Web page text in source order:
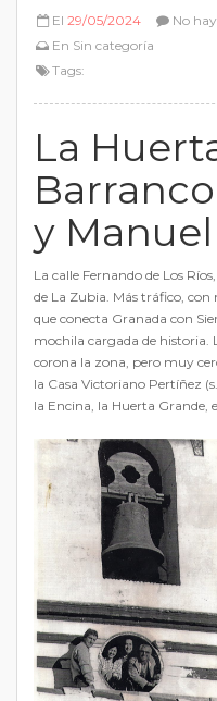
El 29/05/2024
En Sin categoría
Tags:
No
La
y
La calle Fernando de Los
de La Zubia. Más tráfico,
que conecta Granada con
mochila cargada de historia.
corona la zona, pero muy
la Casa Victoriano Pertíñez
la Encina, la Huerta Grande,